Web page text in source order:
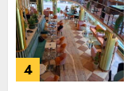
4